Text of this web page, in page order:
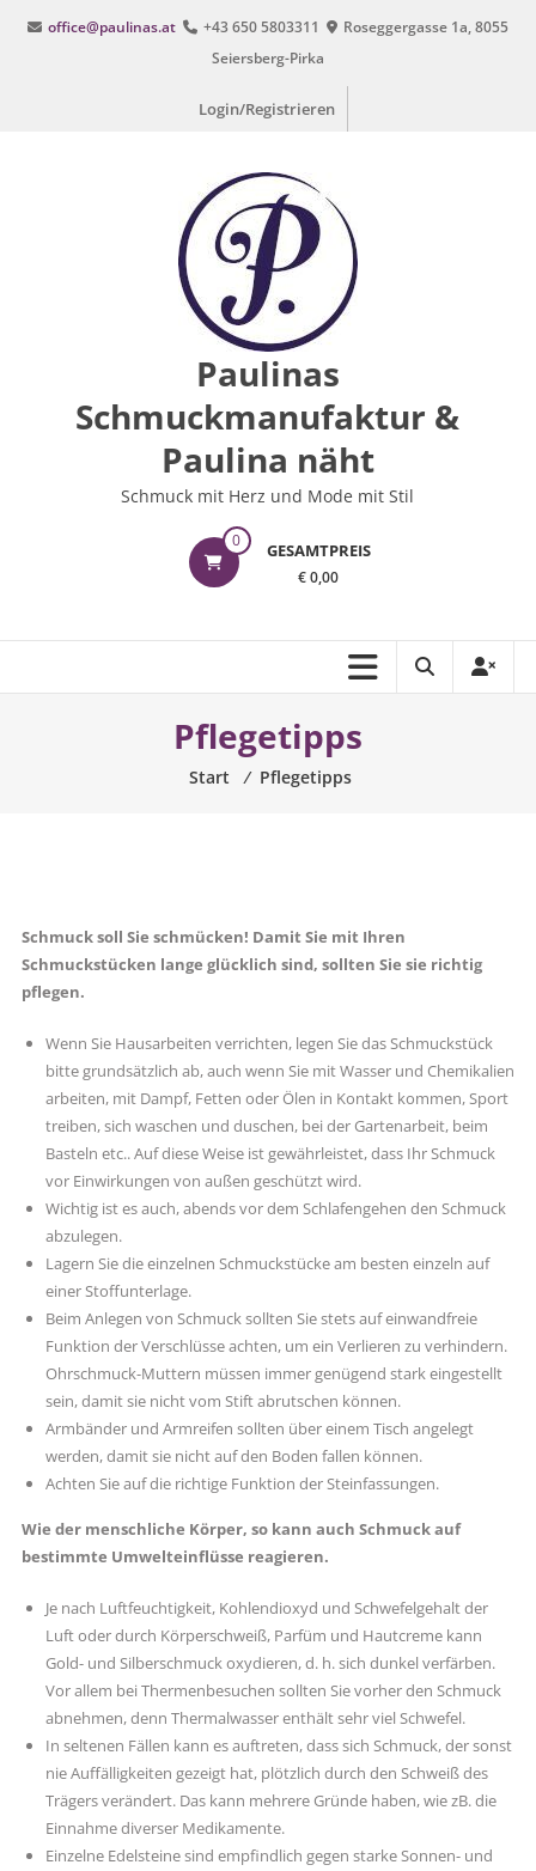
Inhalt
office@paulinas.at +43 650 5803311
Roseggergasse 1a, 8055
Seiersberg-Pirka
Login/Registrieren
Paulinas
Schmuckmanufaktur &
Paulina näht
Schmuck mit Herz und Mode mit Stil
0 GESAMTPREIS
€ 0,00
Pflegetipps
Start ⁄ Pflegetipps
Schmuck soll Sie schmücken! Damit Sie mit Ihren
Schmuckstücken lange glücklich sind, sollten Sie sie richtig
pflegen.
Wenn Sie Hausarbeiten verrichten, legen Sie das Schmuckstück
bitte grundsätzlich ab, auch wenn Sie mit Wasser und Chemikalien
arbeiten, mit Dampf, Fetten oder Ölen in Kontakt kommen, Sport
treiben, sich waschen und duschen, bei der Gartenarbeit, beim
Basteln etc.. Auf diese Weise ist gewährleistet, dass Ihr Schmuck
vor Einwirkungen von außen geschützt wird.
Wichtig ist es auch, abends vor dem Schlafengehen den Schmuck
abzulegen.
Lagern Sie die einzelnen Schmuckstücke am besten einzeln auf
einer Stoffunterlage.
Beim Anlegen von Schmuck sollten Sie stets auf einwandfreie
Funktion der Verschlüsse achten, um ein Verlieren zu verhindern.
Ohrschmuck-Muttern müssen immer genügend stark eingestellt
sein, damit sie nicht vom Stift abrutschen können.
Armbänder und Armreifen sollten über einem Tisch angelegt
werden, damit sie nicht auf den Boden fallen können.
Achten Sie auf die richtige Funktion der Steinfassungen.
Wie der menschliche Körper, so kann auch Schmuck auf
bestimmte Umwelteinflüsse reagieren.
Je nach Luftfeuchtigkeit, Kohlendioxyd und Schwefelgehalt der
Luft oder durch Körperschweiß, Parfüm und Hautcreme kann
Gold- und Silberschmuck oxydieren, d. h. sich dunkel verfärben.
Vor allem bei Thermenbesuchen sollten Sie vorher den Schmuck
abnehmen, denn Thermalwasser enthält sehr viel Schwefel.
In seltenen Fällen kann es auftreten, dass sich Schmuck, der sonst
nie Auffälligkeiten gezeigt hat, plötzlich durch den Schweiß des
Trägers verändert. Das kann mehrere Gründe haben, wie zB. die
Einnahme diverser Medikamente.
Einzelne Edelsteine sind empfindlich gegen starke Sonnen- und